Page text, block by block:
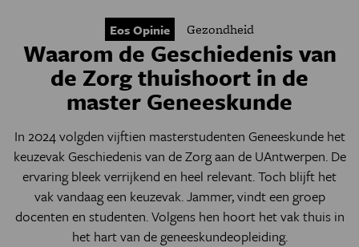
Eos Opinie Gezondheid
Waarom de Geschiedenis van
de Zorg thuishoort in de
master Geneeskunde
In 2024 volgden vijftien masterstudenten Geneeskunde het
keuzevak Geschiedenis van de Zorg aan de UAntwerpen. De
ervaring bleek verrijkend en heel relevant. Toch blijft het
vak vandaag een keuzevak. Jammer, vindt een groep
docenten en studenten. Volgens hen hoort het vak thuis in
het hart van de geneeskundeopleiding.